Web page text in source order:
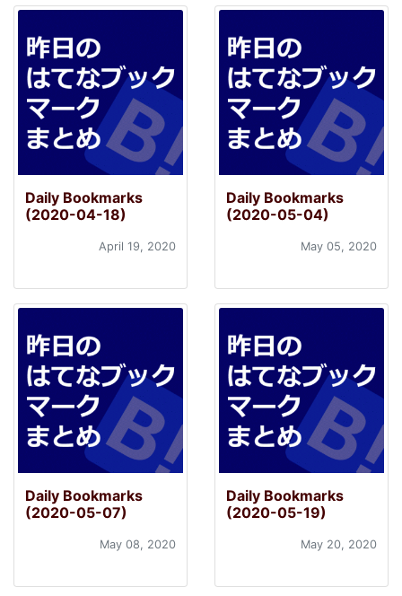
Daily Bookmarks
(2020-04-18)
April 19, 2020
Daily Bookmarks
(2020-05-04)
May 05, 2020
Daily Bookmarks
(2020-05-07)
May 08, 2020
Daily Bookmarks
(2020-05-19)
May 20, 2020